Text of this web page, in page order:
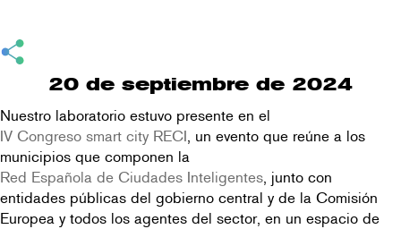
20 de septiembre de 2024
Nuestro laboratorio estuvo presente en el
IV Congreso smart city RECI, un evento que reúne a los
municipios que componen la
Red Española de Ciudades Inteligentes, junto con
entidades públicas del gobierno central y de la Comisión
Europea y todos los agentes del sector, en un espacio de